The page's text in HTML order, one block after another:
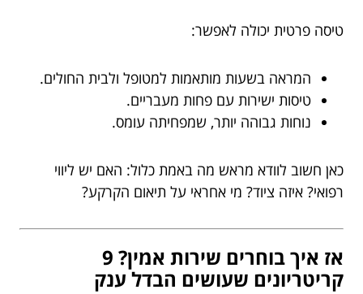
טיסה פרטית יכולה לאפשר:
המראה בשעות מותאמות למטופל ולבית החולים.
טיסות ישירות עם פחות מעבריים.
נוחות גבוהה יותר, שמפחיתה עומס.
כאן חשוב לוודא מראש מה באמת כלול: האם יש ליווי
רפואי? איזה ציוד? מי אחראי על תיאום הקרקע?
אז איך בוחרים שירות אמין? 9
קריטריונים שעושים הבדל ענק